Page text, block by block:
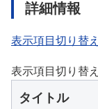
詳細情報
表示項目切り替
表示項目切り替
タイトル